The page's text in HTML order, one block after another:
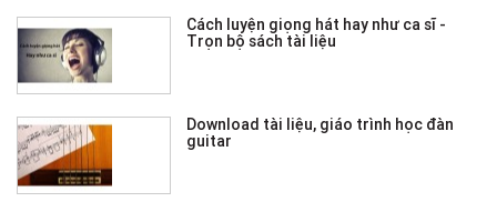
Cách luyện giọng hát hay như ca sĩ -
Trọn bộ sách tài liệu
Download tài liệu, giáo trình học đàn
guitar